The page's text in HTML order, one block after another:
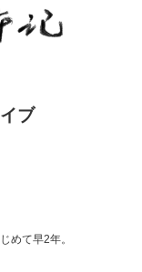
ブ
めて早2年。